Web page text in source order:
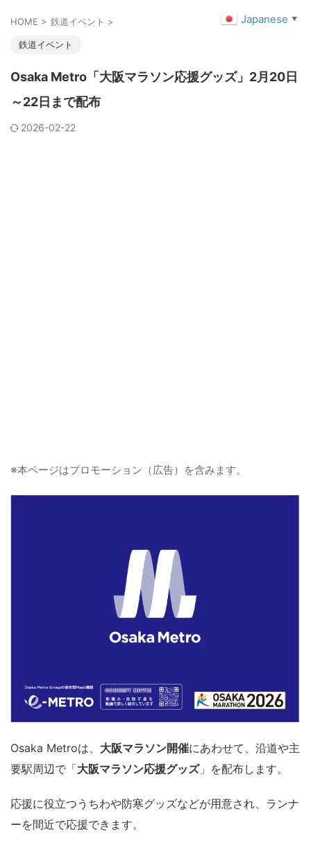
HOME > 鉄道イベント >
鉄道イベント
Osaka Metro「大阪マラソン応援グッズ」2月20日
～22日まで配布
2026-02-22
※本ページはプロモーション（広告）を含みます。
Osaka Metroは、 大阪マラソン開催にあわせて、沿道や主
要駅周辺で「大阪マラソン応援グッズ」を配布します。
応援に役立つうちわや防寒グッズなどが用意され、ランナ
ーを間近で応援できます。
Japanese ▼